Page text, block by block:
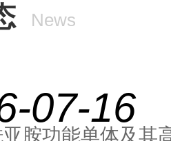
News
07-16
胺功能单体及其